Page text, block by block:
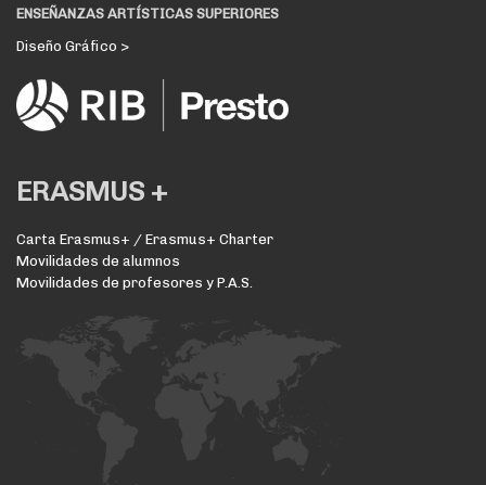
ENSEÑANZAS ARTÍSTICAS SUPERIORES
Diseño Gráfico >
ERASMUS +
Carta Erasmus+ / Erasmus+ Charter
Movilidades de alumnos
Movilidades de profesores y P.A.S.